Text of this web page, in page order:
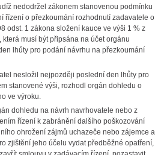
nedodržel zákonem stanovenou podmínku
řízení o přezkoumání rozhodnutí zadavatele o
odst. 1 zákona složení kauce ve výši 1 % z
musí být připsána na účet orgánu
lhůty pro podání návrhu na přezkoumání
nesložil nejpozději poslední den lhůty pro
stanovené výši, rozhodl orgán dohledu o
ve výroku.
dohledu na návrh navrhovatele nebo z
řízení k zabránění dalšího poškozování
ohrožení zájmů uchazeče nebo zájemce a
zjištění jeho účelu vydat předběžné opatření,